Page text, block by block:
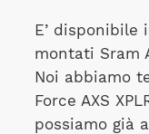
E’
montati Sram
Noi abbiamo
Force AXS
possiamo già